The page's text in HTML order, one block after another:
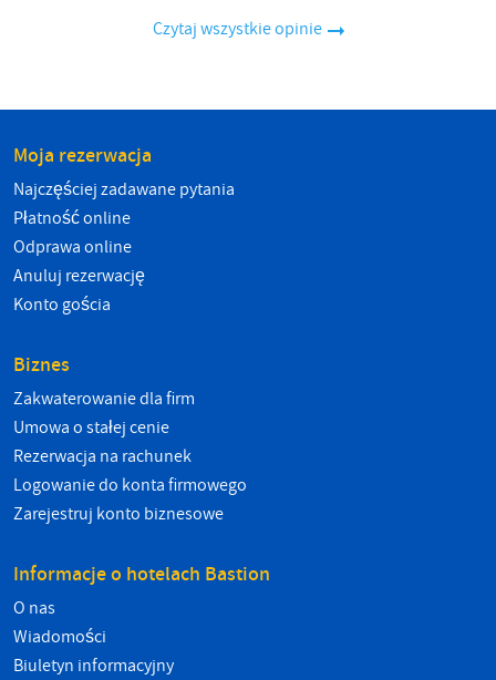
Czytaj wszystkie opinie
Moja rezerwacja
Najczęściej zadawane pytania
Płatność online
Odprawa online
Anuluj rezerwację
Konto gościa
Biznes
Zakwaterowanie dla firm
Umowa o stałej cenie
Rezerwacja na rachunek
Logowanie do konta firmowego
Zarejestruj konto biznesowe
Informacje o hotelach Bastion
O nas
Wiadomości
Biuletyn informacyjny